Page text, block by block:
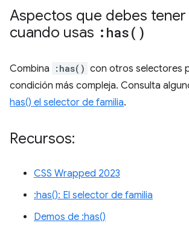
Aspectos que debes
cuando usas : has( )
Combina :has() con otros selectores
condición más compleja. Consulta
has() el selector de familia.
Recursos:
CSS Wrapped 2023
:has(): El selector de familia
Demos de :has()